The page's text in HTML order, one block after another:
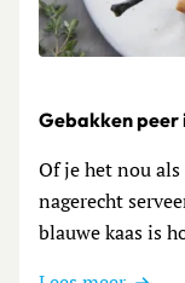
Gebakken peer
Of je het nou
nagerecht
blauwe kaas is